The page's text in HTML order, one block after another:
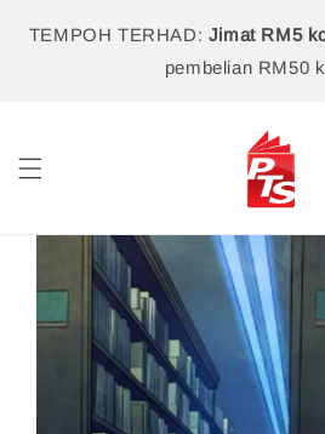
TEMPOH TERHAD: Jimat RM5
pembelian RM50